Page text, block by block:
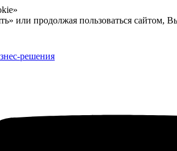
или продолжая пользоваться сайтом,
решения